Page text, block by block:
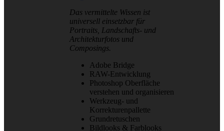
Das vermittelte Wissen ist
universell einsetzbar für
Portraits, Landschafts- und
Architekturfotos und
Composings.
Adobe Bridge
RAW-Entwicklung
Photoshop Oberfläche
verstehen und organisieren
Werkzeug- und
Korrekturenpallette
Grundretuschen
Bildlooks & Farblooks